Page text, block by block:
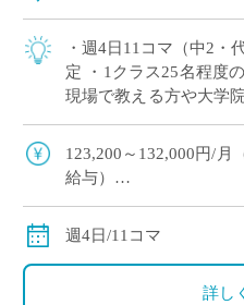
・週4日11コマ（中2・
定 ・1クラス25名程度
現場で教える方や大学
れる学校です ・兼務
123,200～132,000円/月
給与）
◇交通費別途支給
週4日/11コマ
詳し